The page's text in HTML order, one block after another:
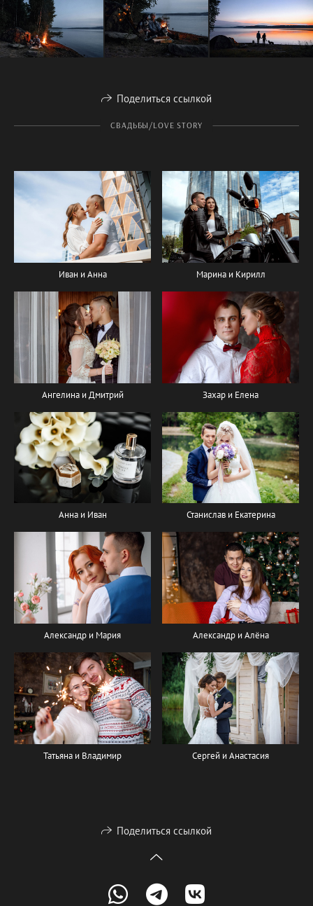
Поделиться ссылкой
СВАДЬБЫ/LOVE STORY
Иван и Анна Марина и Кирилл
Ангелина и Дмитрий Захар и Елена
Анна и Иван Станислав и Екатерина
Александр и Мария Александр и Алёна
Татьяна и Владимир Сергей и Анастасия
Поделиться ссылкой